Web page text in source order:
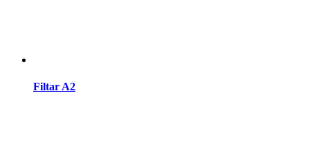
Filtar A2